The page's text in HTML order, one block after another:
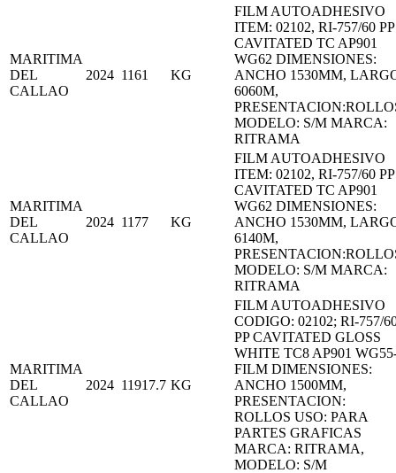
MARITIMA
DEL
CALLAO
2024 1161 KG
FILM AUTOADHESIVO
ITEM: 02102, RI-757/60 PP
CAVITATED TC AP901
WG62 DIMENSIONES:
ANCHO 1530MM,
6060M,
MODELO: S/M MARCA:
RITRAMA
MARITIMA
DEL
CALLAO
2024 1177 KG
FILM AUTOADHESIVO
ITEM: 02102, RI-757/60 PP
CAVITATED TC AP901
WG62 DIMENSIONES:
ANCHO 1530MM,
6140M,
MODELO: S/M MARCA:
RITRAMA
MARITIMA
DEL
CALLAO
2024 11917.7 KG
FILM AUTOADHESIVO
CODIGO: 02102; RI-757/
PP CAVITATED GLOSS
WHITE TC8 AP901
FILM DIMENSIONES:
ANCHO 1500MM,
PRESENTACION:
ROLLOS USO: PARA
PARTES GRAFICAS
MARCA: RITRAMA,
MODELO: S/M